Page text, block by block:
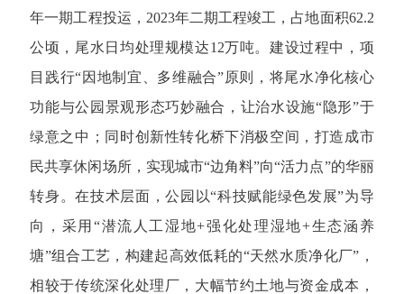
年一期工程投运，2023年二期工程竣工，占地面积62.2
公顷，尾水日均处理规模达12万吨。建设过程中，项
目践行“因地制宜、多维融合”原则，将尾水净化核心
功能与公园景观形态巧妙融合，让治水设施“隐形”于
绿意之中；同时创新性转化桥下消极空间，打造成市
民共享休闲场所，实现城市“边角料”向“活力点”的华丽
转身。在技术层面，公园以“科技赋能绿色发展”为导
向，采用“潜流人工湿地+强化处理湿地+生态涵养
塘”组合工艺，构建起高效低耗的“天然水质净化厂”，
相较于传统深化处理厂，大幅节约土地与资金成本，